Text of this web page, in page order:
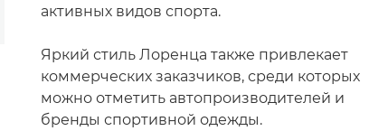
активных видов спорта.
Яркий стиль Лоренца также привлекает
коммерческих заказчиков, среди которых
можно отметить автопроизводителей и
бренды спортивной одежды.